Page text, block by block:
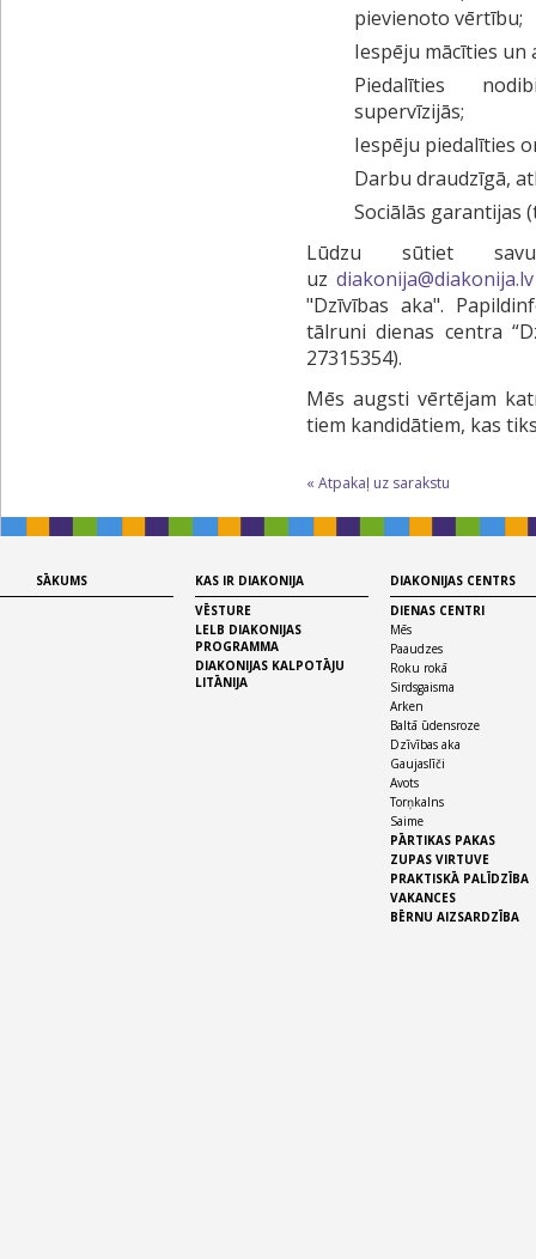
pievienoto vērtību;
Iespēju mācīties un
Piedalīties
supervīzijās;
Iespēju piedalīties
Darbu draudzīgā,
Sociālās garantijas
Lūdzu sūtiet
uz diakonija@diakonija.lv
"Dzīvības aka".
tālruni dienas centra
27315354).
Mēs augsti vērtējam
tiem kandidātiem, kas
« Atpakaļ uz sarakstu
SĀKUMS
KAS IR DIAKONIJA
VĒSTURE
LELB DIAKONIJAS
PROGRAMMA
DIAKONIJAS KALPOTĀJU
LITĀNIJA
DIAKONIJAS CENTRS
DIENAS CENTRI
Mēs
Paaudzes
Roku rokā
Sirdsgaisma
Arken
Baltā ūdensroze
Dzīvības aka
Gaujaslīči
Avots
Torņkalns
Saime
PĀRTIKAS PAKAS
ZUPAS VIRTUVE
PRAKTISKĀ PALĪDZĪBA
VAKANCES
BĒRNU AIZSARDZĪBA